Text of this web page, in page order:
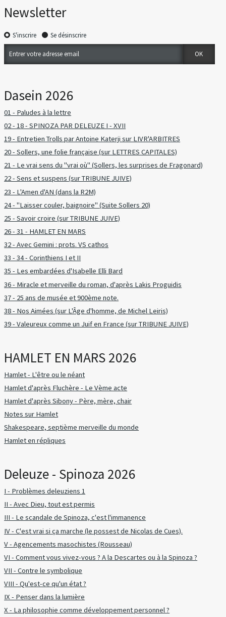
Newsletter
S'inscrire Se désinscrire
Dasein 2026
01 - Paludes à la lettre
02 - 18 - SPINOZA PAR DELEUZE I - XVII
19 - Entretien Trolls par Antoine Katerji sur LIVR'ARBITRES
20 - Sollers, une folie française (sur LETTRES CAPITALES)
21 - Le vrai sens du "vrai où" (Sollers, les surprises de Fragonard)
22 - Sens et suspens (sur TRIBUNE JUIVE)
23 - L'Amen d'AN (dans la R2M)
24 - "Laisser couler, baignoire" (Suite Sollers 20)
25 - Savoir croire (sur TRIBUNE JUIVE)
26 - 31 - HAMLET EN MARS
32 - Avec Gemini : prots. VS cathos
33 - 34 - Corinthiens I et II
35 - Les embardées d'Isabelle Elli Bard
36 - Miracle et merveille du roman, d'après Lakis Proguidis
37 - 25 ans de musée et 900ème note.
38 - Nos Aimées (sur L'Âge d'homme, de Michel Leiris)
39 - Valeureux comme un Juif en France (sur TRIBUNE JUIVE)
HAMLET EN MARS 2026
Hamlet - L'être ou le néant
Hamlet d'après Fluchère - Le Vème acte
Hamlet d'après Sibony - Père, mère, chair
Notes sur Hamlet
Shakespeare, septième merveille du monde
Hamlet en répliques
Deleuze - Spinoza 2026
I - Problèmes deleuziens 1
II - Avec Dieu, tout est permis
III - Le scandale de Spinoza, c'est l'immanence
IV - C'est vrai si ça marche (le possest de Nicolas de Cues).
V - Agencements masochistes (Rousseau)
VI - Comment vous vivez-vous ? A la Descartes ou à la Spinoza ?
VII - Contre le symbolique
VIII - Qu'est-ce qu'un état ?
IX - Penser dans la lumière
X - La philosophie comme développement personnel ?